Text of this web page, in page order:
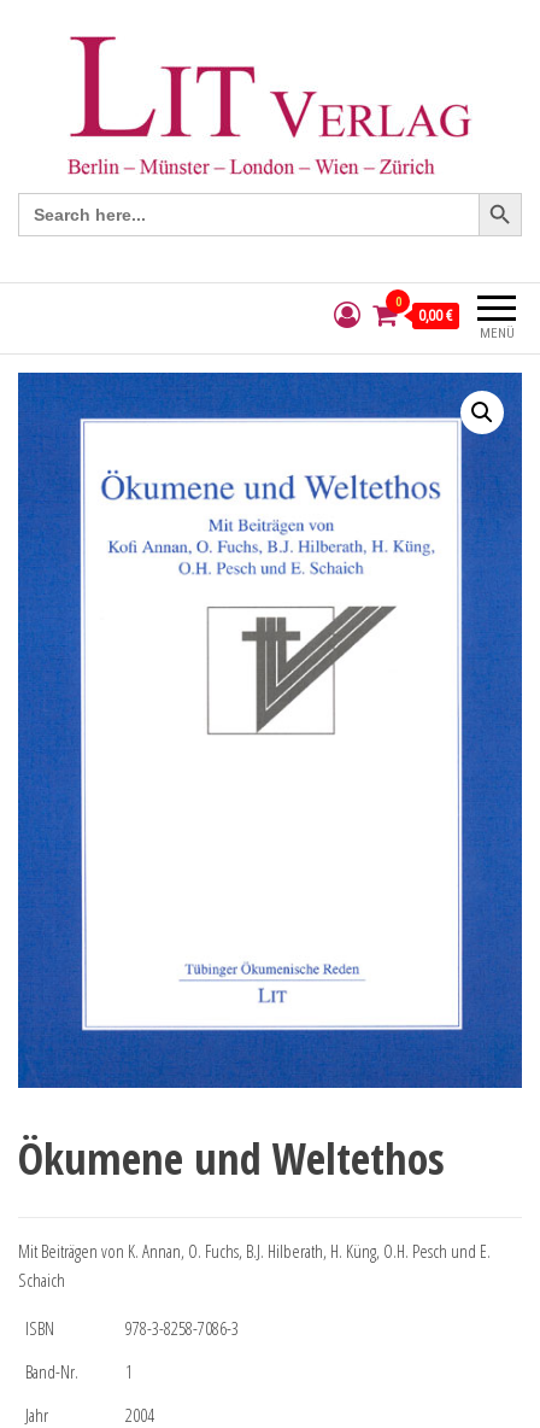
Search
for:
Search Button
MENÜ
0
0,00 €
Ökumene und Weltethos
Mit Beiträgen von K. Annan, O. Fuchs, B.J. Hilberath, H. Küng, O.H. Pesch und E.
Schaich
ISBN
978-3-8258-7086-3
Band-Nr.
1
Jahr
2004